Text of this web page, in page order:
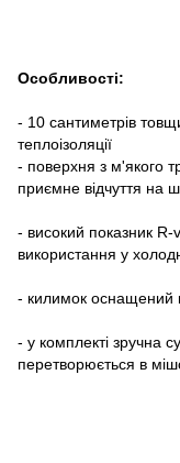
Особливості:
- 10 сантиметрів
теплоізоляції
- поверхня з м'якого
приємне відчуття на
- високий показник
використання у
- килимок оснащений
- у комплекті зручна
перетворюється в